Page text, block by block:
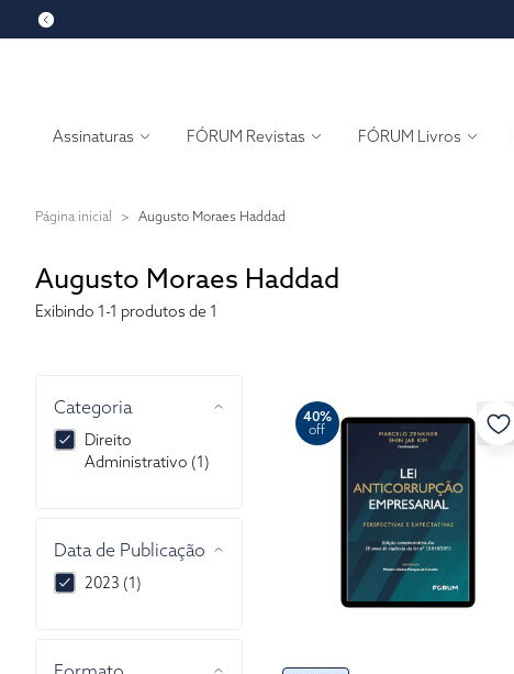
Assinaturas FÓRUM Revistas FÓRUM Livros
Página inicial > Augusto Moraes Haddad
Augusto Moraes Haddad
Exibindo 1-1 produtos de 1
Data de Publicação
2023 (1)
Categoria
Direito
Administrativo (1)
40%
off